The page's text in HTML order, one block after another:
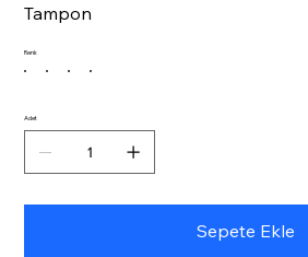
Tampon
Renk
Adet
Sepete Ekle